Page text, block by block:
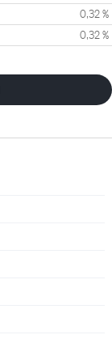
0,32 %
0,32 %